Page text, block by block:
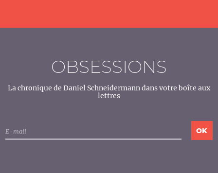
OBSESSIONS
La chronique de Daniel Schneidermann dans votre boîte aux
lettres